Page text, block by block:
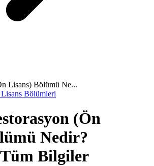
Lisans) Bölümü Ne...
Bölümleri
(Ön
Nedir?
Bilgiler